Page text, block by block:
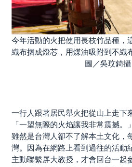
今年活動的火把使用長枝竹品種，
織布捆成燈芯，用煤油吸附到不
圖／吳玟錡攝
一行人跟著居民舉火把從山上走下
「一望無際的火焰讓我非常震撼。
雖然是台灣人卻不了解本土文化，
灣。因為在網路上看到過往的活動
主動聯繫屏大教授，才會回台一起